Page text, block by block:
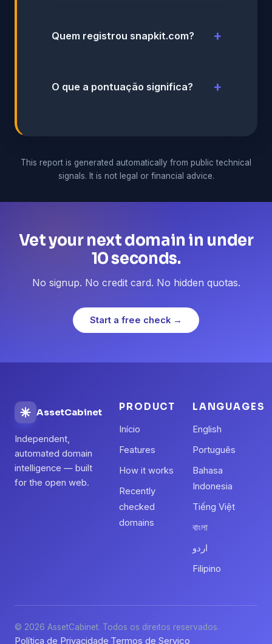
Quem registrou snapkit.com?
O que a pontuação significa?
This report is generated automatically from public technical
signals. It is not legal or financial advice.
Vet your next domain in under
10 seconds.
No signup. No credit card. No hidden quotas.
Start a free check →
AssetCabinet
Independent,
automated domain
intelligence — built
for the open web.
PRODUCT
Início
Features
How it works
Recently
checked
domains
LANGUAGES
English
Português
Bahasa
Indonesia
Tiếng Việt
বাংলা
اردو
Filipino
© 2026 AssetCabinet. Todos os direitos reservados.
Política de Privacidade·Termos de Serviço